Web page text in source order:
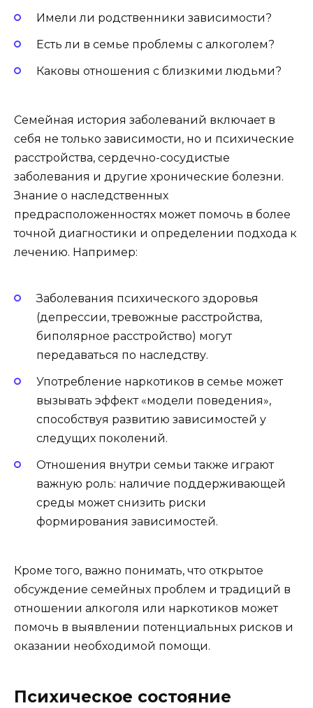
Имели ли родственники зависимости?
Есть ли в семье проблемы с алкоголем?
Каковы отношения с близкими людьми?
Семейная история заболеваний включает в
себя не только зависимости, но и психические
расстройства, сердечно-сосудистые
заболевания и другие хронические болезни.
Знание о наследственных
предрасположенностях может помочь в более
точной диагностики и определении подхода к
лечению. Например:
Заболевания психического здоровья
(депрессии, тревожные расстройства,
биполярное расстройство) могут
передаваться по наследству.
Употребление наркотиков в семье может
вызывать эффект «модели поведения»,
способствуя развитию зависимостей у
следущих поколений.
Отношения внутри семьи также играют
важную роль: наличие поддерживающей
среды может снизить риски
формирования зависимостей.
Кроме того, важно понимать, что открытое
обсуждение семейных проблем и традиций в
отношении алкоголя или наркотиков может
помочь в выявлении потенциальных рисков и
оказании необходимой помощи.
Психическое состояние